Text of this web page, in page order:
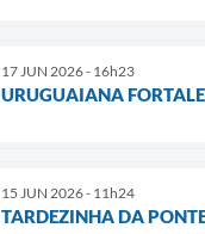
17 JUN 2026 - 16h23
URUGUAIANA
15 JUN 2026 - 11h24
TARDEZINHA DA